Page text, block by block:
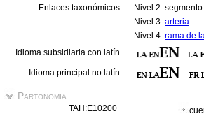
Enlaces taxonómicos
Nivel 2:
Nivel 3: arteria
Nivel 4: rama de
Idioma subsidiaria con latín
Idioma principal no latín
Partonomia
TAH:E10200